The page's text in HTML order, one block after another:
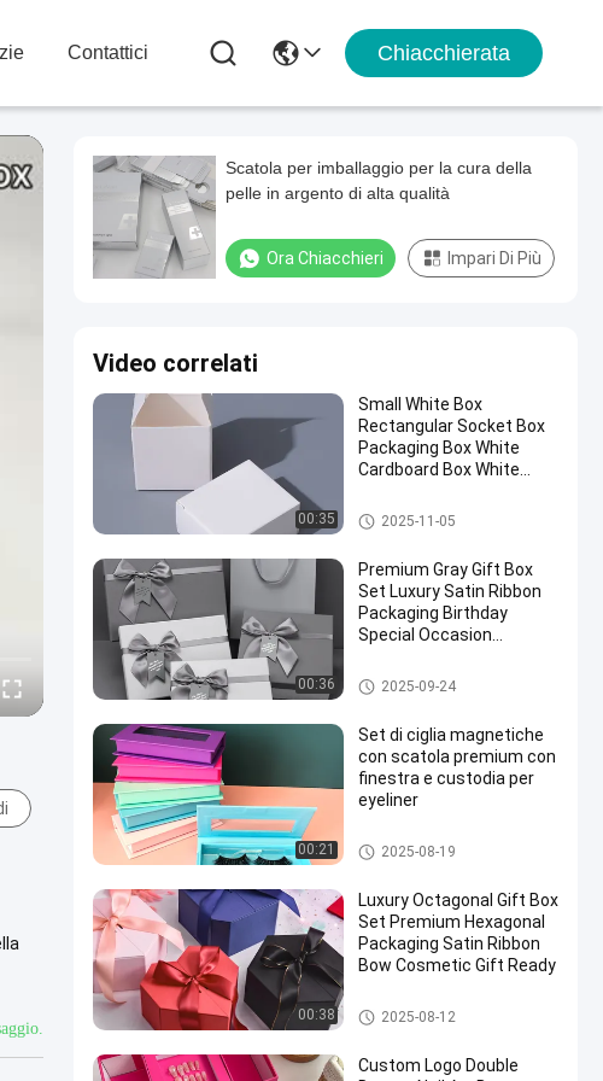
Contattici Chiacchierata
Scatola per imballaggio per la cura della
pelle in argento di alta qualità
Ora Chiacchieri Impari Di Più
Video correlati
00:35
Small White Box
Rectangular Socket Box
Packaging Box White
Cardboard Box White
Scatola d'imballaggio cosmeti
ca
2025-11-05
00:36
Premium Gray Gift Box
Set Luxury Satin Ribbon
Packaging Birthday
Special Occasion
Contenitore di regalo rigido
2025-09-24
00:21
Set di ciglia magnetiche
con scatola premium con
finestra e custodia per
eyeliner
Scatola d'imballaggio cosmeti
ca
2025-08-19
00:38
Luxury Octagonal Gift Box
Set Premium Hexagonal
Packaging Satin Ribbon
Bow Cosmetic Gift Ready
Scatola d'imballaggio cosmeti
ca
2025-08-12
Custom Logo Double